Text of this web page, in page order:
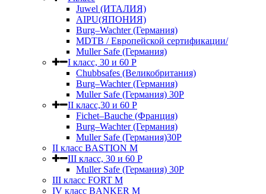
Juwel (ИТАЛИЯ)
AIPU(ЯПОНИЯ)
Burg–Wachter (Германия)
MDTB / Европейской сертификации/
Muller Safe (Германия)
I класс, 30 и 60 P
Chubbsafes (Великобритания)
Burg–Wachter (Германия)
Muller Safe (Германия) 30Р
II класс,30 и 60 P
Fichet–Bauche (Франция)
Burg–Wachter (Германия)
Muller Safe (Германия)30P
II класс BASTION M
III класс, 30 и 60 P
Muller Safe (Германия) 30Р
III класс FORT M
IV класс BANKER M